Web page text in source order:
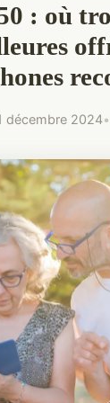
: où
décembre 2024•